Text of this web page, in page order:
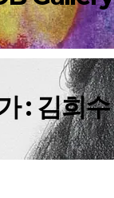
: 김희수